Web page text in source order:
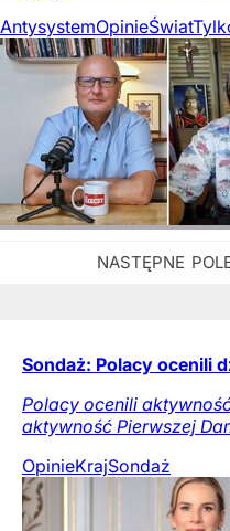
AntysystemOpinieŚwiat
Sondaż: Polacy ocenili
Polacy ocenili
aktywność Pierwszej
OpinieKrajSondaż